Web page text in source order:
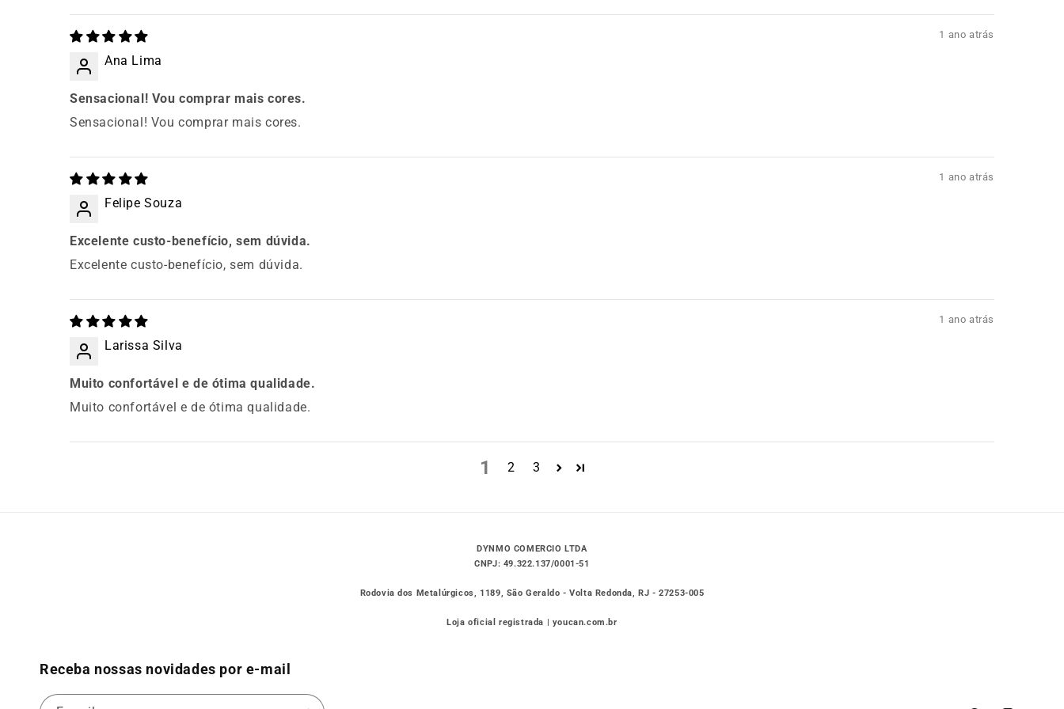
1 ano atrás
Ana Lima
Sensacional! Vou comprar mais cores.
Sensacional! Vou comprar mais cores.
1 ano atrás
Felipe Souza
Excelente custo-benefício, sem dúvida.
Excelente custo-benefício, sem dúvida.
1 ano atrás
Larissa Silva
Muito confortável e de ótima qualidade.
Muito confortável e de ótima qualidade.
1 2 3
DYNMO COMERCIO LTDA
CNPJ: 49.322.137/0001-51
Rodovia dos Metalúrgicos, 1189, São Geraldo - Volta Redonda, RJ - 27253-005
Loja oficial registrada | youcan.com.br
Receba nossas novidades por e-mail